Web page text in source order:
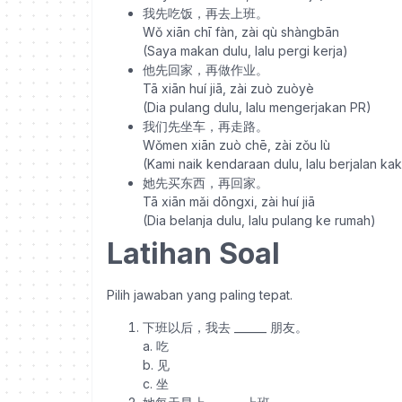
我先吃饭，再去上班。
Wǒ xiān chī fàn, zài qù shàngbān
(Saya makan dulu, lalu pergi kerja)
他先回家，再做作业。
Tā xiān huí jiā, zài zuò zuòyè
(Dia pulang dulu, lalu mengerjakan PR)
我们先坐车，再走路。
Wǒmen xiān zuò chē, zài zǒu lù
(Kami naik kendaraan dulu, lalu berjalan
她先买东西，再回家。
Tā xiān mǎi dōngxi, zài huí jiā
(Dia belanja dulu, lalu pulang ke rumah)
Latihan Soal
Pilih jawaban yang paling tepat.
下班以后，我去 ______ 朋友。
a. 吃
b. 见
c. 坐